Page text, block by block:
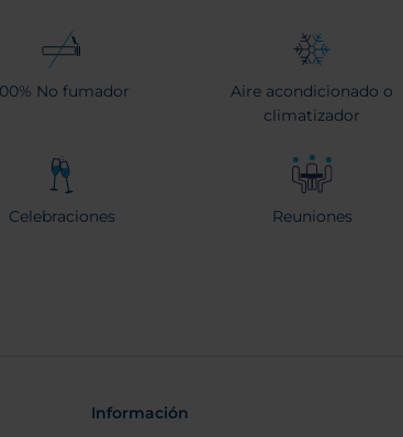
No fumador
Aire acondicionado o
climatizador
Celebraciones Reuniones
Información